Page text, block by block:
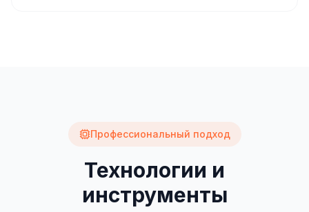
Профессиональный подход
Технологии и
инструменты